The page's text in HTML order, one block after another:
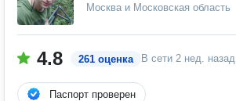
Москва и Московская область
4.8 261 оценка В сети 2 нед. назад
Паспорт проверен